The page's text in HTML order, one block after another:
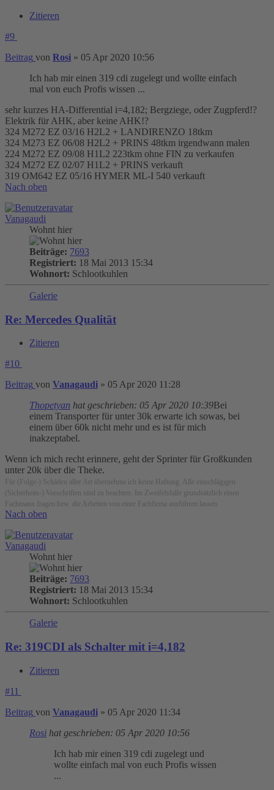
Zitieren
#9
Beitrag von Rosi » 05 Apr 2020 10:56
Ich hab mir einen 319 cdi zugelegt und wollte einfach
mal von euch Profis wissen ...
sehr kurzes HA-Differential i=4,182; Bergziege, oder Zugpferd!?
Elektrik für AHK, aber keine AHK!?
324 M272 EZ 03/16 H2L2 + LANDIRENZO 18tkm
324 M273 EZ 06/08 H2L2 + PRINS 48tkm irgendwann malen
224 M272 EZ 09/08 H1L2 223tkm ohne FIN zu verkaufen
324 M272 EZ 02/07 H1L2 + PRINS verkauft
319 OM642 EZ 05/16 HYMER ML-I 540 verkauft
Nach oben
Vanagaudi
Wohnt hier
Beiträge: 7693
Registriert: 18 Mai 2013 15:34
Wohnort: Schlootkuhlen
Galerie
Re: Mercedes Qualität
Zitieren
#10
Beitrag von Vanagaudi » 05 Apr 2020 11:28
Thopetyan hat geschrieben: 05 Apr 2020 10:39Bei
einem Transporter für unter 30k erwarte ich sowas, bei
einem über 60k nicht mehr und es ist für mich
inakzeptabel.
Wenn ich mich recht erinnere, geht der Sprinter für Großkunden
unter 20k über die Theke.
Für (Folge-) Schäden aller Art übernehme ich keine Haftung. Alle einschlägigen
(Sicherheits-) Vorschriften sind zu beachten. Im Zweifelsfalle grundsätzlich einen
Fachmann fragen bzw. die Arbeiten von einer Fachfirma ausführen lassen.
Nach oben
Vanagaudi
Wohnt hier
Beiträge: 7693
Registriert: 18 Mai 2013 15:34
Wohnort: Schlootkuhlen
Galerie
Re: 319CDI als Schalter mit i=4,182
Zitieren
#11
Beitrag von Vanagaudi » 05 Apr 2020 11:34
Rosi hat geschrieben: 05 Apr 2020 10:56
Ich hab mir einen 319 cdi zugelegt und
wollte einfach mal von euch Profis wissen
...